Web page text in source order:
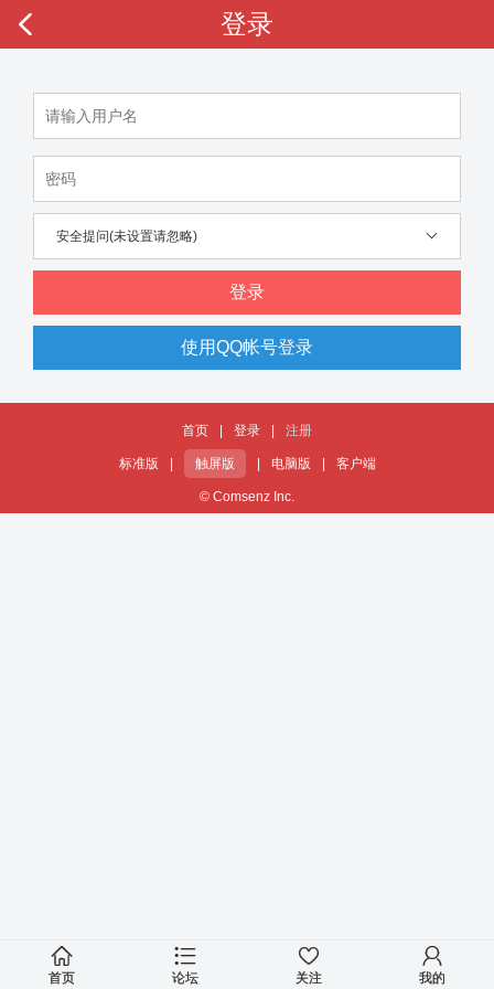
登录
安全提问(未设置请忽略)
登录
使用QQ帐号登录
首页 登录 注册
标准版 触屏版 电脑版 客户端
© Comsenz Inc.
首页 论坛 关注 我的